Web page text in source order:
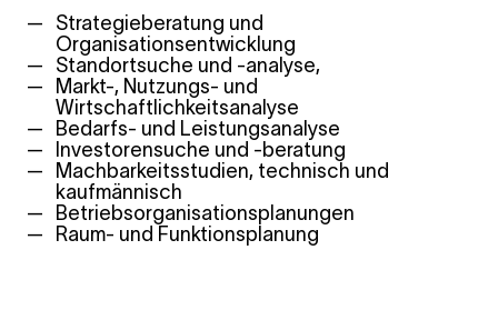
Strategieberatung und
Organisationsentwicklung
Standortsuche und -analyse,
Markt-, Nutzungs- und
Wirtschaftlichkeitsanalyse
Bedarfs- und Leistungsanalyse
Investorensuche und -beratung
Machbarkeitsstudien, technisch und
kaufmännisch
Betriebsorganisationsplanungen
Raum- und Funktionsplanung